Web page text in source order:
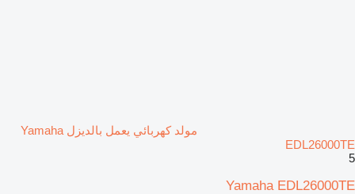
مولد كهربائي يعمل بالديزل Yamaha
EDL26000TE
5
Yamaha EDL26000TE